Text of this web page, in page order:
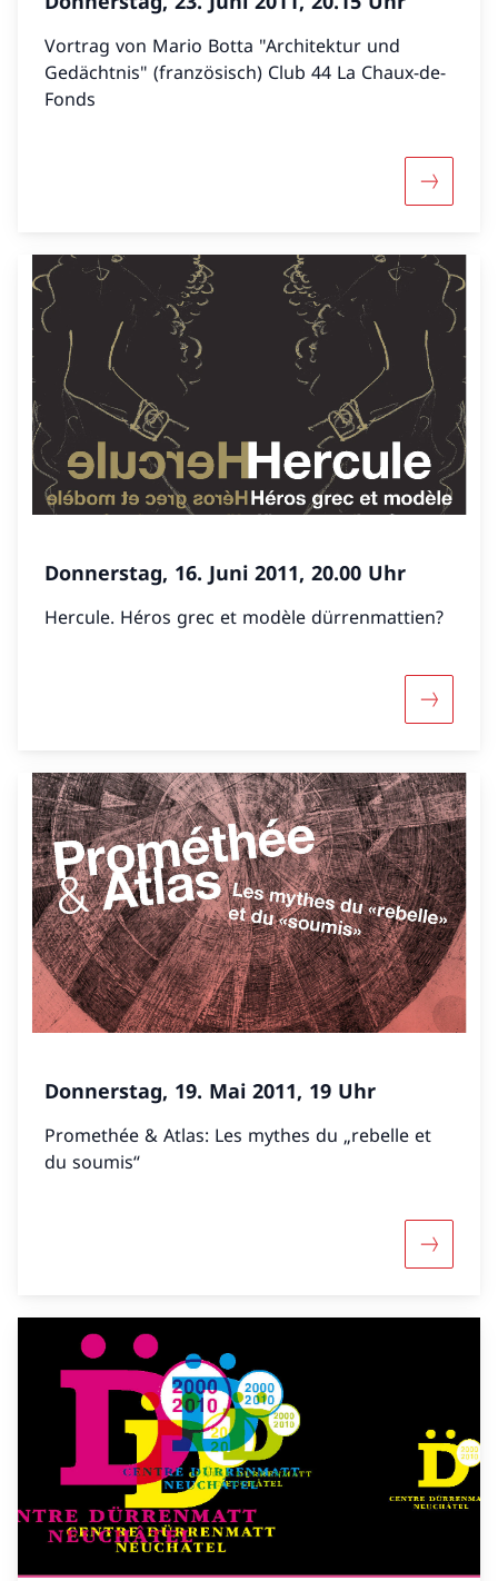
Vortrag von Mario Botta "Architektur und
Gedächtnis" (französisch) Club 44 La Chaux-de-
Fonds
Mehr
Donnerstag, 16. Juni 2011, 20.00 Uhr
Hercule. Héros grec et modèle dürrenmattien?
Mehr
Donnerstag, 19. Mai 2011, 19 Uhr
Promethée & Atlas: Les mythes du „rebelle et
du soumis“
Mehr